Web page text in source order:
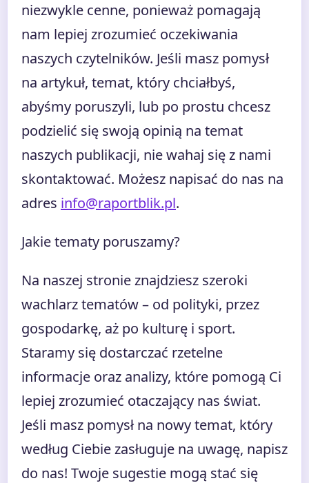
niezwykle cenne, ponieważ pomagają
nam lepiej zrozumieć oczekiwania
naszych czytelników. Jeśli masz pomysł
na artykuł, temat, który chciałbyś,
abyśmy poruszyli, lub po prostu chcesz
podzielić się swoją opinią na temat
naszych publikacji, nie wahaj się z nami
skontaktować. Możesz napisać do nas na
adres info@raportblik.pl.
Jakie tematy poruszamy?
Na naszej stronie znajdziesz szeroki
wachlarz tematów – od polityki, przez
gospodarkę, aż po kulturę i sport.
Staramy się dostarczać rzetelne
informacje oraz analizy, które pomogą Ci
lepiej zrozumieć otaczający nas świat.
Jeśli masz pomysł na nowy temat, który
według Ciebie zasługuje na uwagę, napisz
do nas! Twoje sugestie mogą stać się